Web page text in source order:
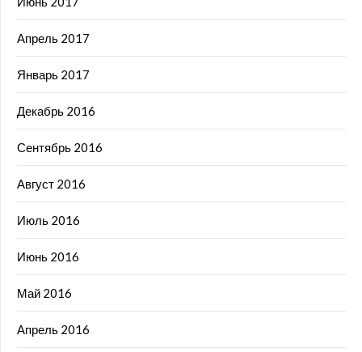
Апрель 2017
Январь 2017
Декабрь 2016
Сентябрь 2016
Август 2016
Июль 2016
Июнь 2016
Май 2016
Апрель 2016